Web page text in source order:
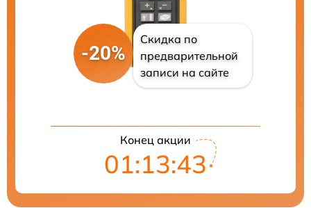
-20%
Скидка по
предварительной
записи на сайте
Конец акции
01:13:42